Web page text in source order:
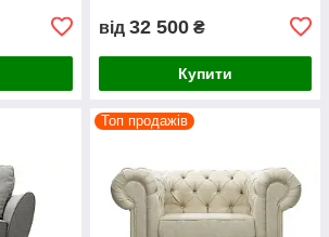
від 32 500 ₴
Купити
Топ продажів